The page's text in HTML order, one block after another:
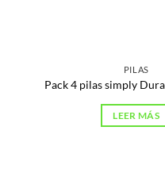
PILAS
Pack 4 pilas simply
LEER MÁS